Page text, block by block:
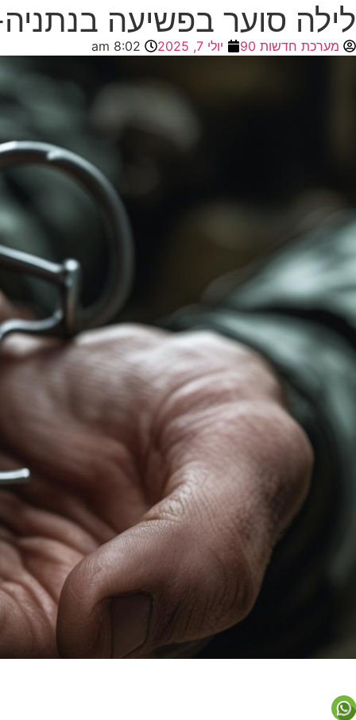
לילה סוער בפשיעה
מערכת חדשות 90 יולי 7, 2025 8:02 am